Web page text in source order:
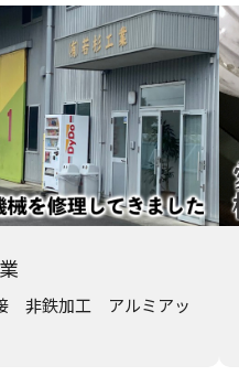
非鉄加工 アルミアッ